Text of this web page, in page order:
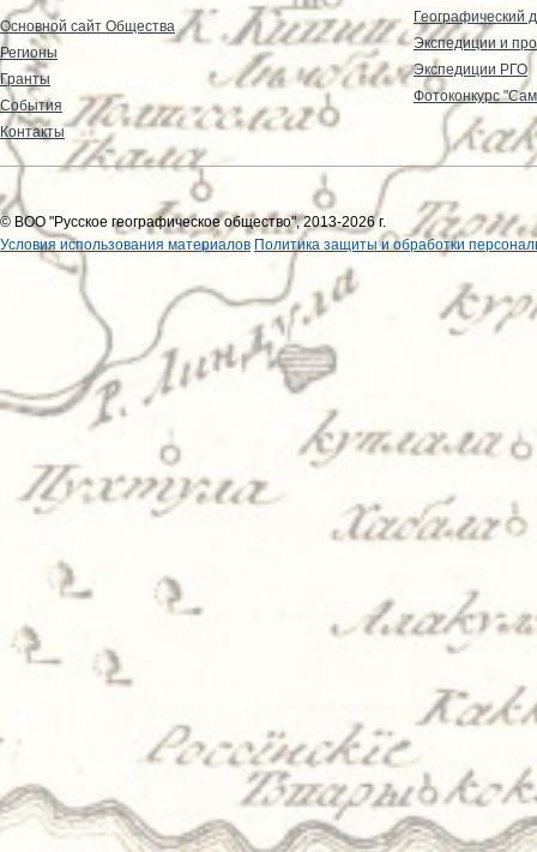
Основной сайт Общества
Регионы
Гранты
События
Контакты
Географический
Экспедиции и
Экспедиции РГО
Фотоконкурс
© ВОО "Русское географическое общество", 2013-2026 г.
Условия использования материалов Политика защиты и обработки